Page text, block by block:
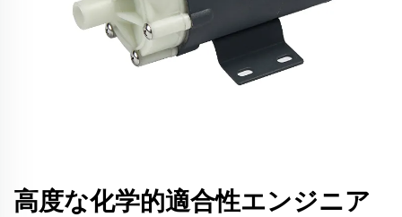
高度な化学的適合性エンジニア